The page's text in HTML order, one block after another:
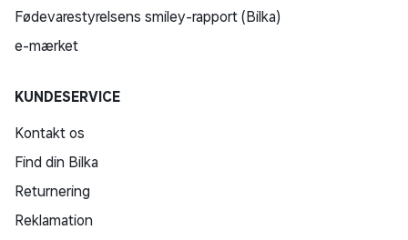
Fødevarestyrelsens smiley-rapport (Bilka)
e-mærket
KUNDESERVICE
Kontakt os
Find din Bilka
Returnering
Reklamation